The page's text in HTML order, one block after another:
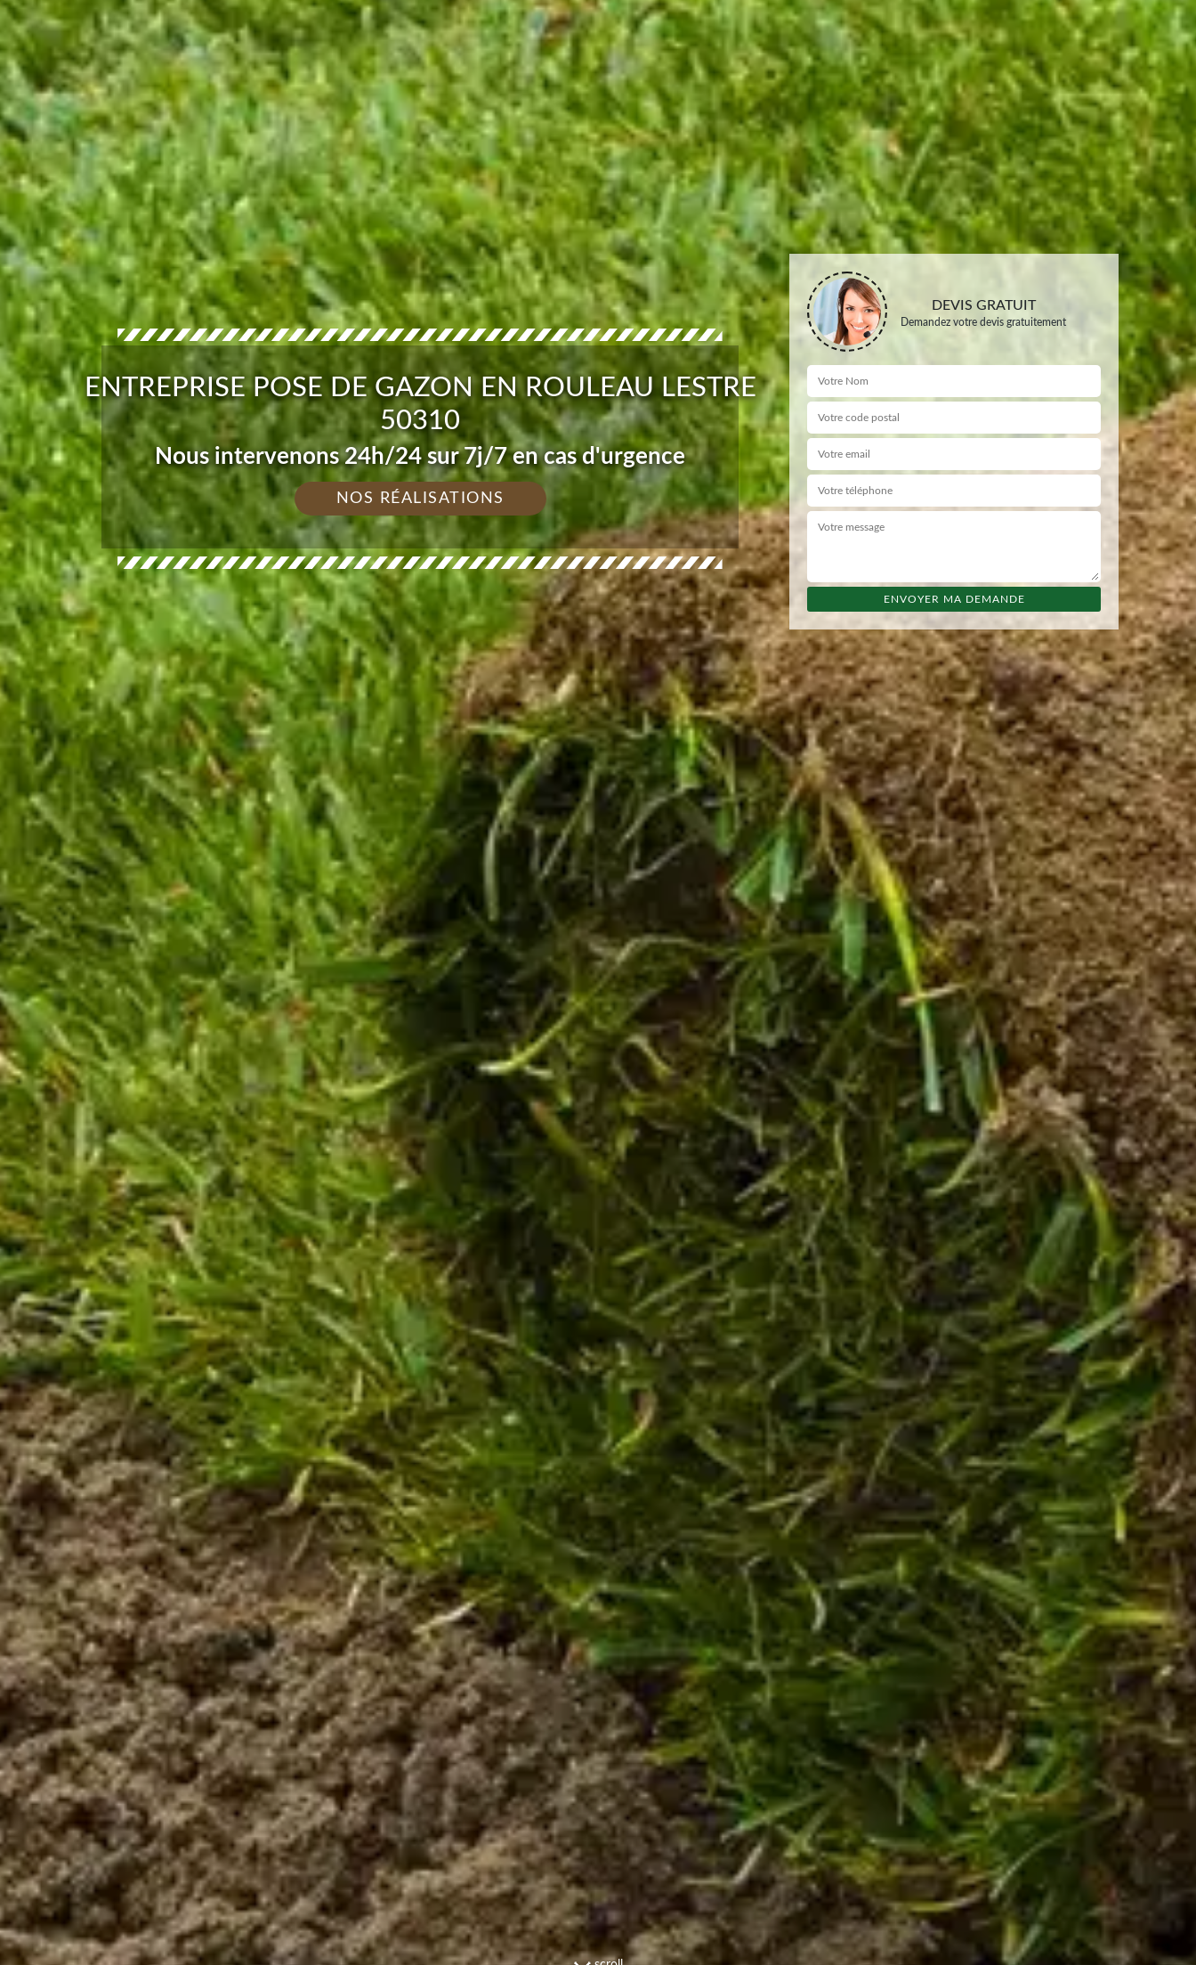
ENTREPRISE POSE DE GAZON EN ROULEAU LESTRE
50310
Nous intervenons 24h/24 sur 7j/7 en cas d'urgence
NOS RÉALISATIONS
DEVIS GRATUIT
Demandez votre devis gratuitement